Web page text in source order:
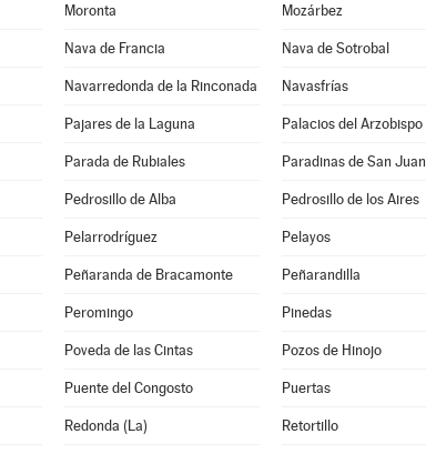
Moronta Mozárbez
Nava de Francia Nava de Sotrobal
Navarredonda de la Rinconada Navasfrías
Pajares de la Laguna Palacios del Arzobispo
Parada de Rubiales Paradinas de San Juan
Pedrosillo de Alba Pedrosillo de los Aires
Pelarrodríguez Pelayos
Peñaranda de Bracamonte Peñarandilla
Peromingo Pinedas
Poveda de las Cintas Pozos de Hinojo
Puente del Congosto Puertas
Redonda (La) Retortillo